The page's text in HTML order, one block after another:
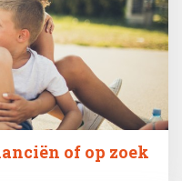
of op zoek